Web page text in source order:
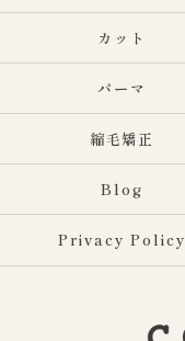
カット
パーマ
縮毛矯正
Blog
Privacy Policy